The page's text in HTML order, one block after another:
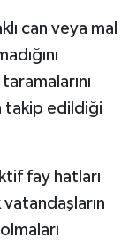
can veya mal
takip edildiği
fay hatları